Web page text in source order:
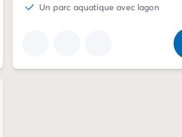
Un parc aquatique avec lagon